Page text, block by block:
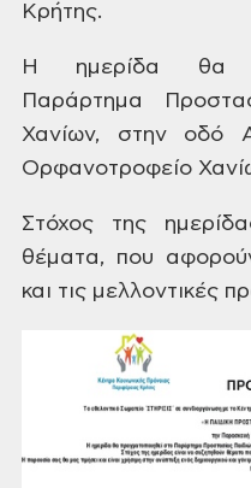
Κρήτης.
Η ημερίδα θα
Παράρτημα
Χανίων, στην οδό
Ορφανοτροφείο
Στόχος της
θέματα, που
και τις μελλοντικές